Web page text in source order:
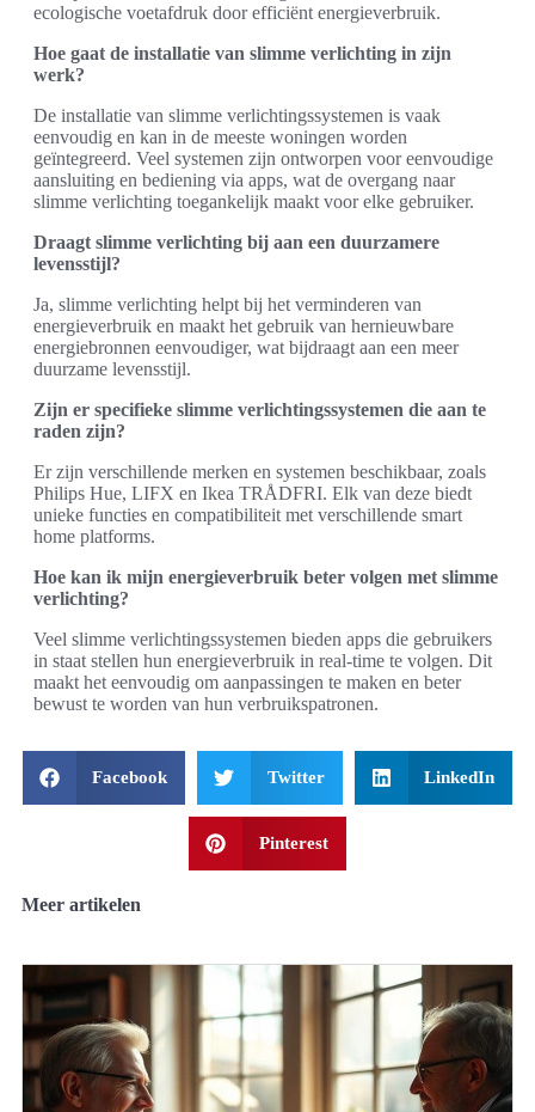
ecologische voetafdruk door efficiënt energieverbruik.
Hoe gaat de installatie van slimme verlichting in zijn
werk?
De installatie van slimme verlichtingssystemen is vaak
eenvoudig en kan in de meeste woningen worden
geïntegreerd. Veel systemen zijn ontworpen voor eenvoudige
aansluiting en bediening via apps, wat de overgang naar
slimme verlichting toegankelijk maakt voor elke gebruiker.
Draagt slimme verlichting bij aan een duurzamere
levensstijl?
Ja, slimme verlichting helpt bij het verminderen van
energieverbruik en maakt het gebruik van hernieuwbare
energiebronnen eenvoudiger, wat bijdraagt aan een meer
duurzame levensstijl.
Zijn er specifieke slimme verlichtingssystemen die aan te
raden zijn?
Er zijn verschillende merken en systemen beschikbaar, zoals
Philips Hue, LIFX en Ikea TRÅDFRI. Elk van deze biedt
unieke functies en compatibiliteit met verschillende smart
home platforms.
Hoe kan ik mijn energieverbruik beter volgen met slimme
verlichting?
Veel slimme verlichtingssystemen bieden apps die gebruikers
in staat stellen hun energieverbruik in real-time te volgen. Dit
maakt het eenvoudig om aanpassingen te maken en beter
bewust te worden van hun verbruikspatronen.
Facebook Twitter LinkedIn
Pinterest
Meer artikelen